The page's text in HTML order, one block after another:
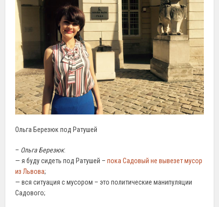
Ольга Березюк под Ратушей
– Ольга Березюк:
— я буду сидеть под Ратушей –пока Садовый не вывезет мусор
из Львова;
— вся ситуация с мусором – это политические манипуляции
Садового;